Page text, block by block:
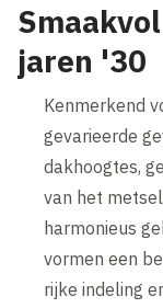
jaren '30
Kenmerkend
gevarieerde
dakhoogtes,
van het
harmonieus
vormen een
rijke indeling